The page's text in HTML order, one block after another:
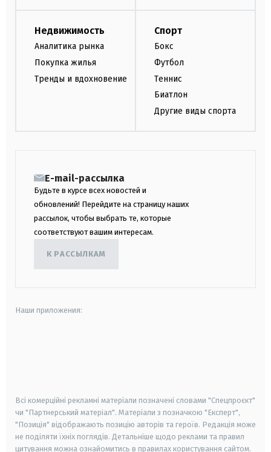
Недвижимость
Аналитика рынка
Покупка жилья
Тренды и вдохновение
Спорт
Бокс
Футбол
Теннис
Биатлон
Другие виды спорта
E-mail-рассылка
Будьте в курсе всех новостей и
обновлений! Перейдите на страницу наших
рассылок, чтобы выбрать те, которые
соответствуют вашим интересам.
К РАССЫЛКАМ
Наши приложения:
Всі комерційні рекламні матеріали позначені словами "Спецпроєкт"
чи "Партнерський матеріал". Матеріали з позначкою "Експерт",
"Позиція" відображають позицію авторів та героїв. Редакція може
не поділяти їхніх поглядів. Детальніше щодо реклами та правил
цитування можна ознайомитись в правилах користування сайтом.